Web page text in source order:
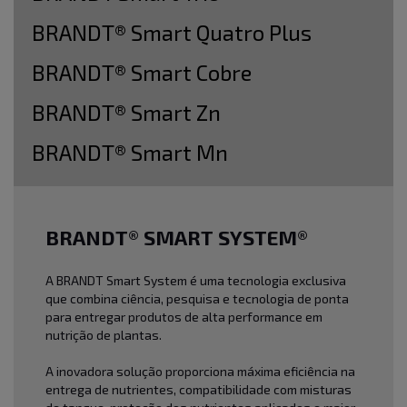
BRANDT® Smart Quatro Plus
BRANDT® Smart Cobre
BRANDT® Smart Zn
BRANDT® Smart Mn
BRANDT® SMART SYSTEM®
A BRANDT Smart System é uma tecnologia exclusiva
que combina ciência, pesquisa e tecnologia de ponta
para entregar produtos de alta performance em
nutrição de plantas.
A inovadora solução proporciona máxima eficiência na
entrega de nutrientes, compatibilidade com misturas